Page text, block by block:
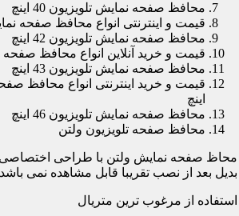
محافظ صفحه نمایش تلویزیون 40 اینچ
قیمت و اینترنتی انواع محافظ صفحه نمایش
محافظ صفحه نمایش تلویزیون 42 اینچ
قیمت و خرید آنلاین انواع محافظ صفحه
محافظ صفحه نمایش تلویزیون 43 اینچ
اینچ
محافظ صفحه نمایش تلویزیون 46 اینچ
محافظ صفحه تلویزیون ولتن
محاظ صفحه نمایش ولتن با طراحی
بدیل بعد از نصب تقریبا قابل مشاهده نمی
استفاده از مرغوب ترین متریال